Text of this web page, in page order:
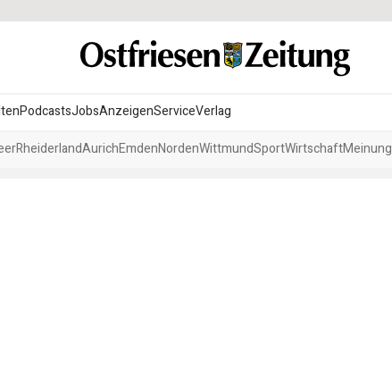
PodcastsJobsAnzeigenServiceVerlag
RheiderlandAurichEmdenNordenWittmundSportWirtschaftMeinung